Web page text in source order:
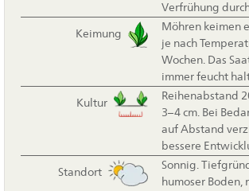
Verfrühung
Keimung
Möhren keimen
je nach
Wochen. Das
immer feucht
Kultur
Reihenabstand
3–4 cm. Bei
auf Abstand
bessere
Standort
Sonnig.
humoser Boden,